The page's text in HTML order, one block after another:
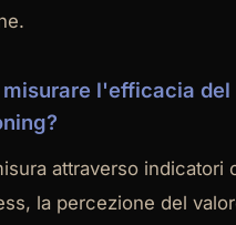
misurare l'efficacia del
attraverso indicatori
la percezione del